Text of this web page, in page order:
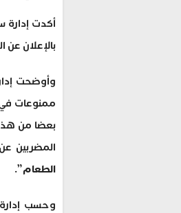
أكدت إدارة
بالإعلان
وأوضحت
ممنوعات في
بعضا من
المضربين
الطعام”.
وحسب